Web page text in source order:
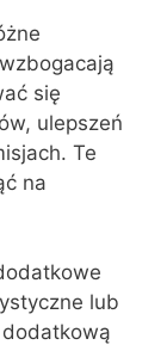
się
ulepszeń
Te
na
lub